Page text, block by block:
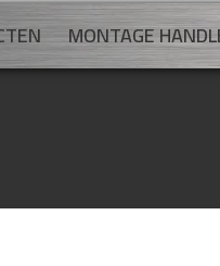
MONTAGE